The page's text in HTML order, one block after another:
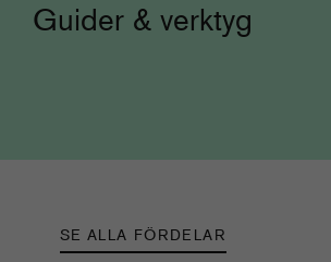
Guider & verktyg
SE ALLA FÖRDELAR